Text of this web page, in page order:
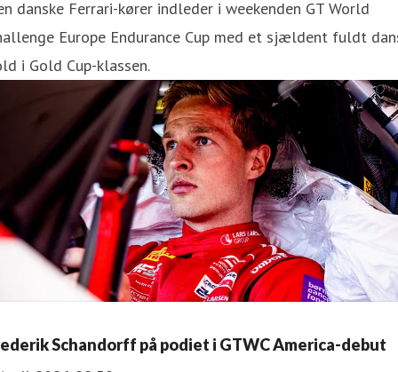
danske Ferrari-kører indleder i weekenden GT World
Europe Endurance Cup med et sjældent fuldt
i Gold Cup-klassen.
Schandorff på podiet i GTWC America-debut